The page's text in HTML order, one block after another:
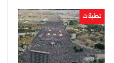
تحقيقات